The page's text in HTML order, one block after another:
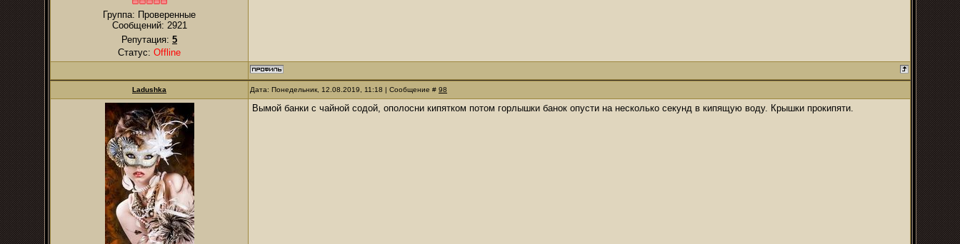
Группа: Проверенные
Сообщений: 2921
Репутация: 5
Статус: Offline
Ladushka Дата: Понедельник, 12.08.2019, 11:18 | Сообщение # 98
Вымой банки с чайной содой, ополосни кипятком потом горлышки банок опусти на несколько секунд в кипящую воду. Крышки прокипяти.